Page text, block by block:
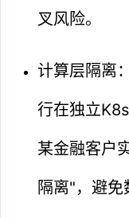
叉风险。
计算层隔离
行在独立
某金融客户
隔离"，避免